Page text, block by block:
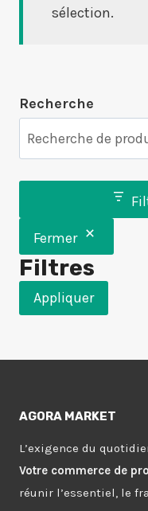
sélection.
Recherche
Fermer
Filtres
Appliquer
AGORA MARKET
L’exigence du
Votre commerce de
réunir l’essentiel, le